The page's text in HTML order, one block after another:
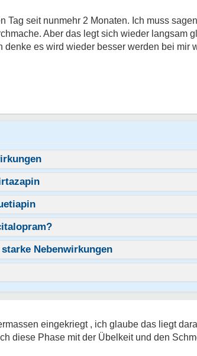
Tag seit nunmehr 2 Monaten. Ich muss
Aber das legt sich wieder langsam
es wird wieder besser werden bei mir
Nebenwirkungen
eingekriegt , ich glaube das liegt
diese Phase mit der Übelkeit und den